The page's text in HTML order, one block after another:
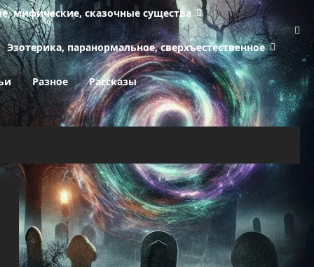
мифические, сказочные существа
Эзотерика, паранормальное, сверхъестественное
Разное Рассказы